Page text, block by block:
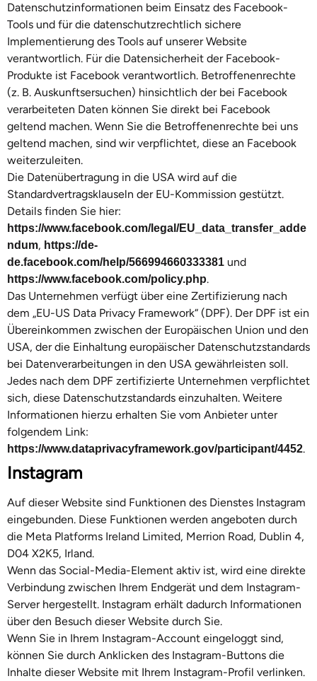
Datenschutzinformationen beim Einsatz des Facebook-
Tools und für die datenschutzrechtlich sichere
Implementierung des Tools auf unserer Website
verantwortlich. Für die Datensicherheit der Facebook-
Produkte ist Facebook verantwortlich. Betroffenenrechte
(z. B. Auskunftsersuchen) hinsichtlich der bei Facebook
verarbeiteten Daten können Sie direkt bei Facebook
geltend machen. Wenn Sie die Betroffenenrechte bei uns
geltend machen, sind wir verpflichtet, diese an Facebook
weiterzuleiten.
Die Datenübertragung in die USA wird auf die
Standardvertragsklauseln der EU-Kommission gestützt.
Details finden Sie hier:
https://www.facebook.com/legal/EU_data_transfer_adde
ndum, https://de-
de.facebook.com/help/566994660333381 und
https://www.facebook.com/policy.php.
Das Unternehmen verfügt über eine Zertifizierung nach
dem „EU-US Data Privacy Framework“ (DPF). Der DPF ist ein
Übereinkommen zwischen der Europäischen Union und den
USA, der die Einhaltung europäischer Datenschutzstandards
bei Datenverarbeitungen in den USA gewährleisten soll.
Jedes nach dem DPF zertifizierte Unternehmen verpflichtet
sich, diese Datenschutzstandards einzuhalten. Weitere
Informationen hierzu erhalten Sie vom Anbieter unter
folgendem Link:
https://www.dataprivacyframework.gov/participant/4452.
Instagram
Auf dieser Website sind Funktionen des Dienstes Instagram
eingebunden. Diese Funktionen werden angeboten durch
die Meta Platforms Ireland Limited, Merrion Road, Dublin 4,
D04 X2K5, Irland.
Wenn das Social-Media-Element aktiv ist, wird eine direkte
Verbindung zwischen Ihrem Endgerät und dem Instagram-
Server hergestellt. Instagram erhält dadurch Informationen
über den Besuch dieser Website durch Sie.
Wenn Sie in Ihrem Instagram-Account eingeloggt sind,
können Sie durch Anklicken des Instagram-Buttons die
Inhalte dieser Website mit Ihrem Instagram-Profil verlinken.